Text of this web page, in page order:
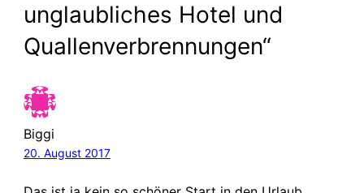
unglaubliches Hotel und
Quallenverbrennungen“
Biggi
20. August 2017